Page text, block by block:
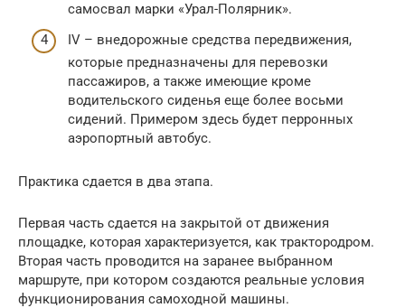
самосвал марки «Урал-Полярник».
IV – внедорожные средства передвижения,
которые предназначены для перевозки
пассажиров, а также имеющие кроме
водительского сиденья еще более восьми
сидений. Примером здесь будет перронных
аэропортный автобус.
Практика сдается в два этапа.
Первая часть сдается на закрытой от движения
площадке, которая характеризуется, как трактородром.
Вторая часть проводится на заранее выбранном
маршруте, при котором создаются реальные условия
функционирования самоходной машины.